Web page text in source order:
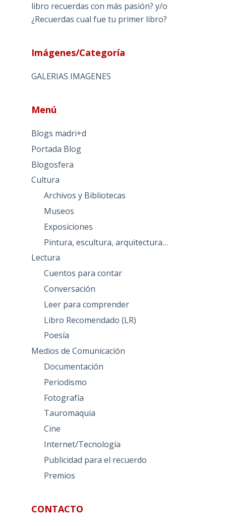
libro recuerdas con más pasión? y/o
¿Recuerdas cual fue tu primer libro?
Imágenes/Categoría
GALERIAS IMAGENES
Menú
Blogs madri+d
Portada Blog
Blogosfera
Cultura
Archivos y Bibliotecas
Museos
Exposiciones
Pintura, escultura, arquitectura…
Lectura
Cuentos para contar
Conversación
Leer para comprender
Libro Recomendado (LR)
Poesía
Medios de Comunicación
Documentación
Periodismo
Fotografía
Tauromaquia
Cine
Internet/Tecnología
Publicidad para el recuerdo
Premios
CONTACTO